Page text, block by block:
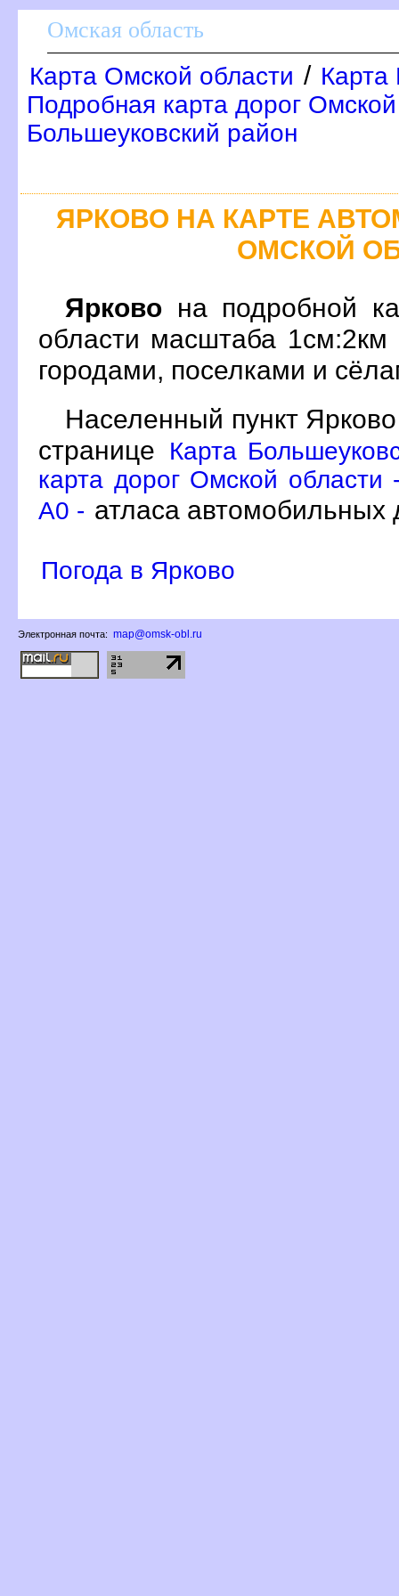
Омская область
Карта Омской области / Карта
Подробная карта дорог
Большеуковский район
ЯРКОВО НА КАРТЕ
ОМСКОЙ
Ярково на подробной
области масштаба
ородами, поселками и
Населенный пункт
странице
Карта
карта дорог Омской области
A0 - атласа автомобильных
Погода в Ярково
Электронная почта: map@omsk-obl.ru